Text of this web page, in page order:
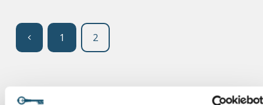
Sidepaginering
Sidetall
1 Sidetall
2